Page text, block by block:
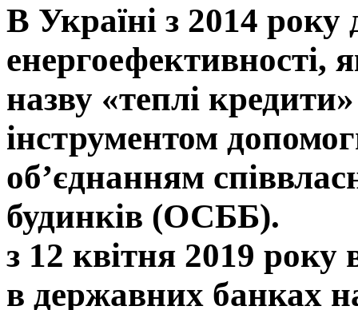
В Україні з 2014 року
енергоефективності,
назву «теплі
інструментом
об’єднанням
будинків (ОСББ).
з 12 квітня 2019
в державних банках